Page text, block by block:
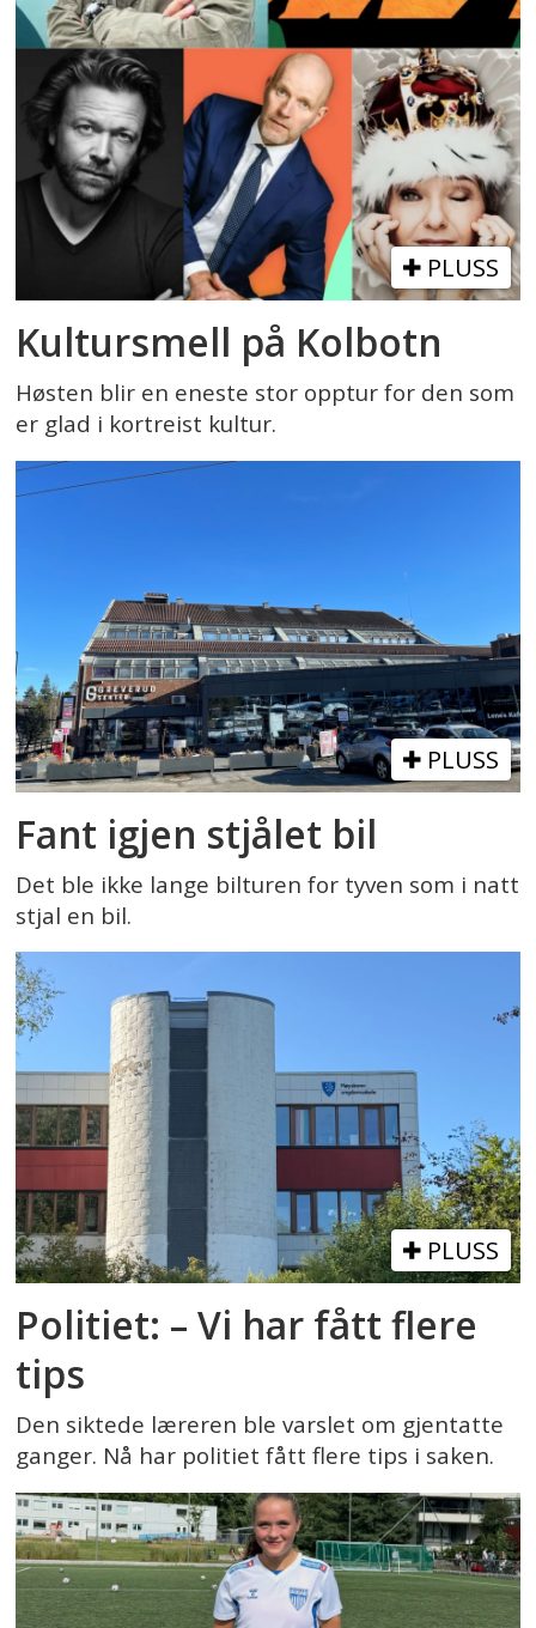
PLUSS
Kultursmell på Kolbotn
Høsten blir en eneste stor opptur for den som
er glad i kortreist kultur.
PLUSS
Fant igjen stjålet bil
Det ble ikke lange bilturen for tyven som i natt
stjal en bil.
PLUSS
Politiet: – Vi har fått flere
tips
Den siktede læreren ble varslet om gjentatte
ganger. Nå har politiet fått flere tips i saken.